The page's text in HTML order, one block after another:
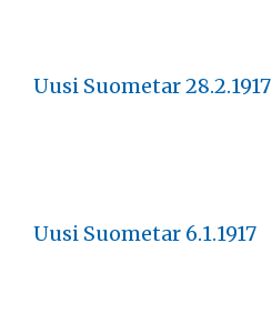
Uusi Suometar 28.2.1917
Uusi Suometar 6.1.1917